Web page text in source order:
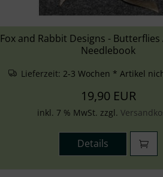
Fox and Rabbit Designs -
Needlebook
Lieferzeit: 2-3 Wochen * Artikel
19,90 EUR
inkl. 7 % MwSt. zzgl.
Details